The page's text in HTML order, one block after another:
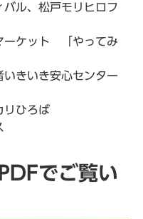
ル、松戸モリヒロフ
ーケット 「やってみ
きいき安心センター
リひろば
でご覧い